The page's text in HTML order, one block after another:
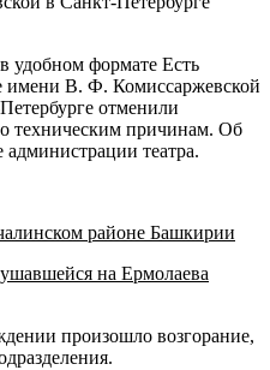
удобном формате Есть
имени В. Ф. Комиссаржевской
отменили
техническим причинам. Об
театра.
районе Башкирии
на Ермолаева
произошло возгорание,